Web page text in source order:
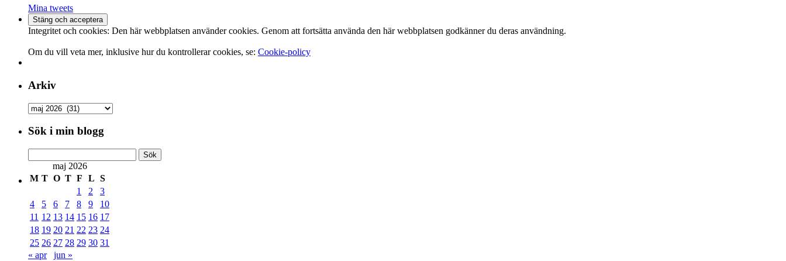
Mina tweets
Integritet och cookies: Den här webbplatsen använder cookies. Genom att fortsätta använda den här webbplatsen godkänner du deras användning.
Om du vill veta mer, inklusive hur du kontrollerar cookies, se: Cookie-policy
Arkiv
Arkiv
Sök i min blogg
efter:
maj 2026
M T O T F L S
1
2
3
4
5 6 7 8 9
10
11 12 13 14 15 16 17
18 19 20 21 22 23 24
25 26 27 28 29 30 31
« apr
jun »